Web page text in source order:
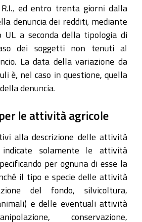
ed entro trenta giorni dalla
denuncia dei redditi, mediante
UL a seconda della tipologia di
dei soggetti non tenuti al
La data della variazione da
è, nel caso in questione, quella
denuncia.
le attività agricole
alla descrizione delle attività
indicate solamente le attività
per ognuna di esse la
il tipo e specie delle attività
del fondo, silvicoltura,
e delle eventuali attività
conservazione,